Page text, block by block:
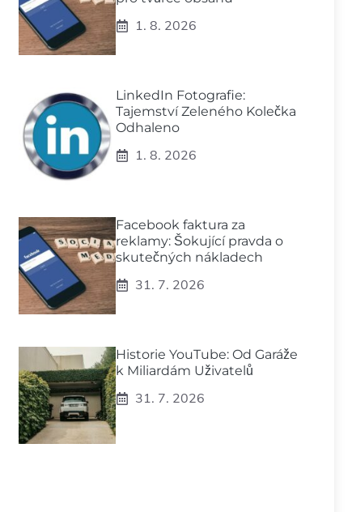
1. 8. 2026
LinkedIn Fotografie:
Tajemství Zeleného Kolečka
Odhaleno
1. 8. 2026
Facebook faktura za
reklamy: Šokující pravda o
skutečných nákladech
31. 7. 2026
Historie YouTube: Od Garáže
k Miliardám Uživatelů
31. 7. 2026